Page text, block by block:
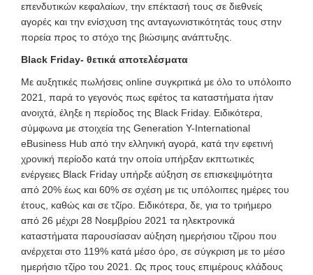
επενδυτικών κεφαλαίων, την επέκτασή τους σε διεθνείς
αγορές και την ενίσχυση της ανταγωνιστικότητάς τους στην
πορεία προς το στόχο της βιώσιμης ανάπτυξης.
Black Friday- θετικά αποτελέσματα
Mε αυξητικές πωλήσεις online συγκριτικά με όλο το υπόλοιπο
2021, παρά το γεγονός πως εφέτος τα καταστήματα ήταν
ανοιχτά, έληξε η περίοδος της Black Friday. Ειδικότερα,
σύμφωνα με στοιχεία της Generation Y-International
eBusiness Hub από την ελληνική αγορά, κατά την εφετινή
χρονική περίοδο κατά την οποία υπήρξαν εκπτωτικές
ενέργειες Βlack Friday υπήρξε αύξηση σε επισκεψιμότητα
από 20% έως και 60% σε σχέση με τις υπόλοιπες ημέρες του
έτους, καθώς και σε τζίρο. Ειδικότερα, δε, για το τριήμερο
από 26 μέχρι 28 Νοεμβρίου 2021 τα ηλεκτρονικά
καταστήματα παρουσίασαν αύξηση ημερήσιου τζίρου που
ανέρχεται στο 119% κατά μέσο όρο, σε σύγκριση με το μέσο
ημερήσιο τζίρο του 2021. Ως προς τους επιμέρους κλάδους